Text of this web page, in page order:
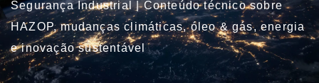
Segurança Industrial | Conteúdo técnico sobre
HAZOP, mudanças climáticas, óleo & gás, energia
e inovação sustentável